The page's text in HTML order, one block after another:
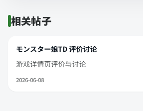
相关帖子
モンスター娘TD 评价讨论
游戏详情页评价与讨论
2026-06-08